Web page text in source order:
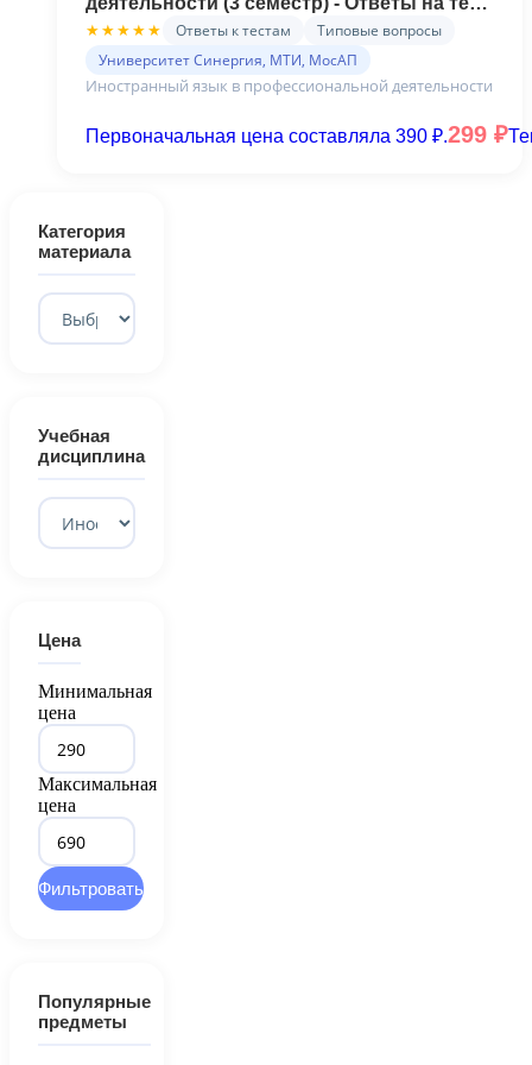
Синергия
★★★★★ Ответы к тестам
Типовые вопросы
Университет Синергия, МТИ, МосАП
Иностранный язык в профессиональной деятельности
Первоначальная цена составляла 390 ₽.299 ₽
Категория
материала
Учебная
дисциплина
Цена
Минимальная
цена
Максимальная
цена
Фильтровать
Популярные
предметы